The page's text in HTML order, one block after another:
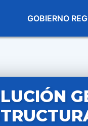
GOBIERNO